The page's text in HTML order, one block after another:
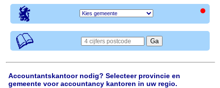
•
Accountantskantoor nodig? Selecteer provincie en
gemeente voor accountancy kantoren in uw regio.